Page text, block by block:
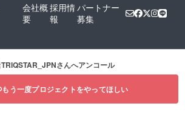
会社概
要
採用情
報
パートナー
募集
TRIQSTAR_JPNさんへアンコール
もう一度プロジェクトをやってほしい